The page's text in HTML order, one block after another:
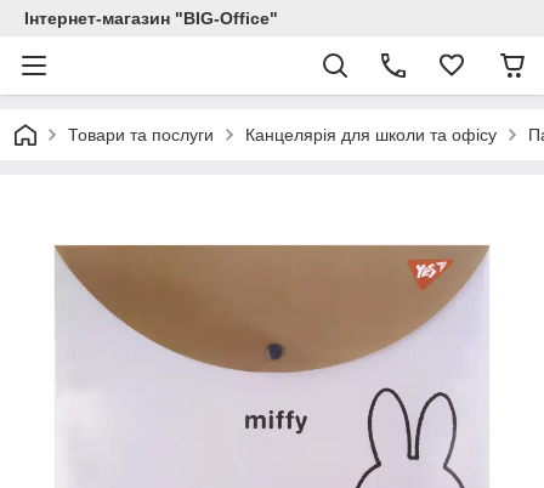
Інтернет-магазин "BIG-Office"
Товари та послуги Канцелярія для школи та офісу